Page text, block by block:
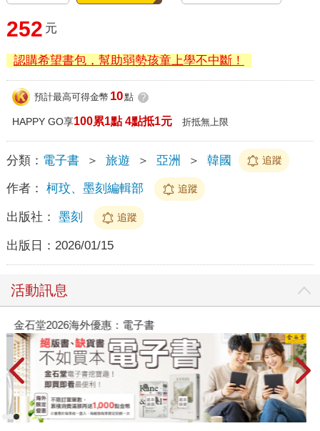
252 元
認購希望書包，幫助弱勢孩童上學不中斷！
預計最高可得金幣 10點 ?
HAPPY GO享100累1點 4點抵1元 折抵無上限
分類： 電子書 ＞ 旅遊 ＞ 亞洲 ＞ 韓國 追蹤
作者： 柯玟、墨刻編輯部 追蹤
出版社： 墨刻 追蹤
出版日： 2026/01/15
活動訊息
金石堂2026海外優惠：電子書